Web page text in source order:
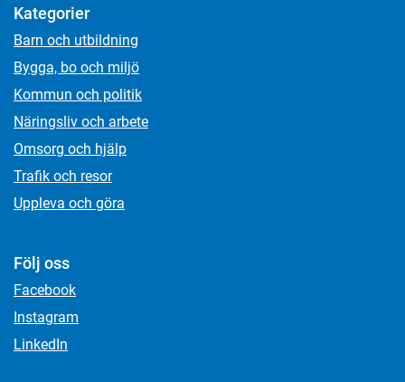
Kategorier
Barn och utbildning
Bygga, bo och miljö
Kommun och politik
Näringsliv och arbete
Omsorg och hjälp
Trafik och resor
Uppleva och göra
Följ oss
Facebook
Instagram
LinkedIn